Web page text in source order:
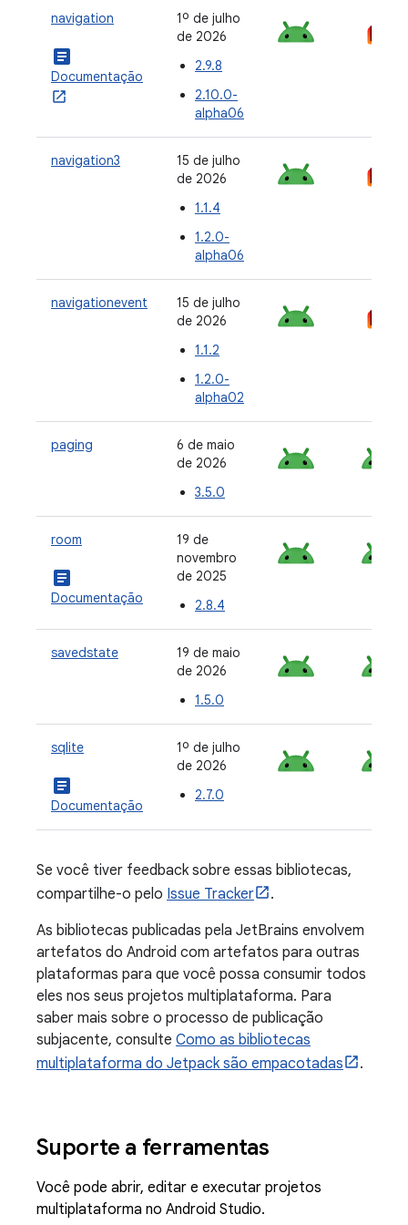
navigation
article
Documentação
1º de julho
de 2026
2.9.8
2.10.0-
alpha06
navigation3
15 de julho
de 2026
1.1.4
1.2.0-
alpha06
navigationevent
15 de julho
de 2026
1.1.2
1.2.0-
alpha02
paging
6 de maio
de 2026
3.5.0
room
article
Documentação
19 de
novembro
de 2025
2.8.4
savedstate
19 de maio
de 2026
1.5.0
sqlite
article
Documentação
1º de julho
de 2026
2.7.0
Se você tiver feedback sobre essas bibliotecas,
compartilhe-o pelo Issue Tracker
.
As bibliotecas publicadas pela JetBrains envolvem
artefatos do Android com artefatos para outras
plataformas para que você possa consumir todos
eles nos seus projetos multiplataforma. Para
saber mais sobre o processo de publicação
subjacente, consulte Como as bibliotecas
multiplataforma do Jetpack são empacotadas
.
Suporte a ferramentas
Você pode abrir, editar e executar projetos
multiplataforma no Android Studio.